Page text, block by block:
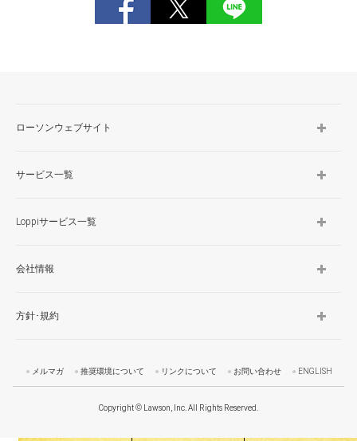
ローソンウェブサイト
サービス一覧
Loppiサービス一覧
会社情報
方針･規約
メルマガ 推奨環境について リンクについて お問い合わせ ENGLISH
Copyright © Lawson, Inc. All Rights Reserved.